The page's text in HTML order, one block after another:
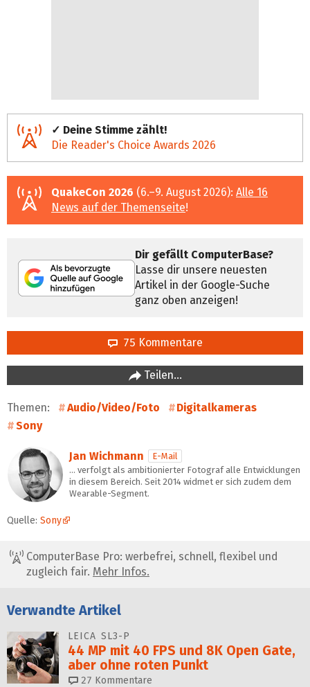
✓ Deine Stimme zählt!
Die Reader's Choice Awards 2026
QuakeCon 2026 (6.–9. August 2026): Alle 16
News auf der Themenseite!
Dir gefällt ComputerBase?
Lasse dir unsere neuesten
Artikel in der Google-Suche
ganz oben anzeigen!
75 Kommentare
Teilen…
Themen: Audio/Video/Foto
Digitalkameras
Sony
Jan Wichmann
E-Mail
… verfolgt als ambitionierter Fotograf alle Entwicklungen
in diesem Bereich. Seit 2014 widmet er sich zudem dem
Wearable-Segment.
Quelle: Sony
ComputerBase Pro: werbefrei, schnell, flexibel und
zugleich fair. Mehr Infos.
Verwandte Artikel
LEICA SL3-P
44 MP mit 40 FPS und 8K Open Gate,
aber ohne roten Punkt
27 Kommentare